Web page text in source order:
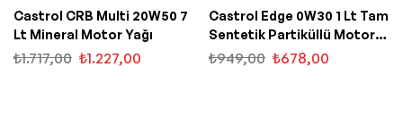
Castrol CRB Multi 20W50 7
Lt Mineral Motor Yağı
₺1.717,00 ₺1.227,00
Castrol Edge 0W30 1 Lt Tam
Sentetik Partiküllü Motor
Yağı
₺949,00 ₺678,00